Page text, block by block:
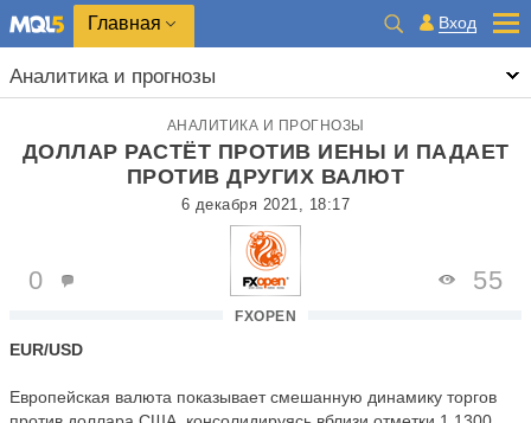
Главная Вход
Аналитика и прогнозы
АНАЛИТИКА И ПРОГНОЗЫ
ДОЛЛАР РАСТЁТ ПРОТИВ ИЕНЫ И ПАДАЕТ
ПРОТИВ ДРУГИХ ВАЛЮТ
6 декабря 2021, 18:17
FXOPEN
0 55
EUR/USD
Европейская валюта показывает смешанную динамику торгов